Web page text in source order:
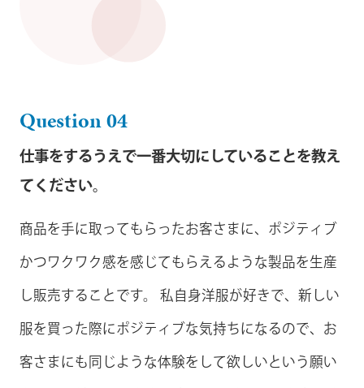
Question 04
仕事をするうえで一番大切にしていることを教え
てください。
商品を手に取ってもらったお客さまに、ポジティブ
かつワクワク感を感じてもらえるような製品を生産
し販売することです。 私自身洋服が好きで、新しい
服を買った際にポジティブな気持ちになるので、お
客さまにも同じような体験をして欲しいという願い